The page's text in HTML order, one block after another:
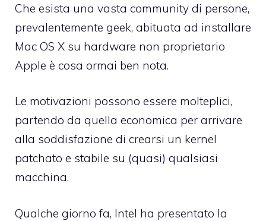
Che esista una vasta community di persone,
prevalentemente geek, abituata ad installare
Mac OS X su hardware non proprietario
Apple è cosa ormai ben nota.
Le motivazioni possono essere molteplici,
partendo da quella economica per arrivare
alla soddisfazione di crearsi un kernel
patchato e stabile su (quasi) qualsiasi
macchina.
Qualche giorno fa, Intel ha presentato la